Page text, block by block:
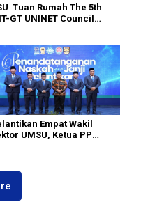
Tuan Rumah The 5th
GT UNINET Council
Empat Wakil
UMSU, Ketua PP